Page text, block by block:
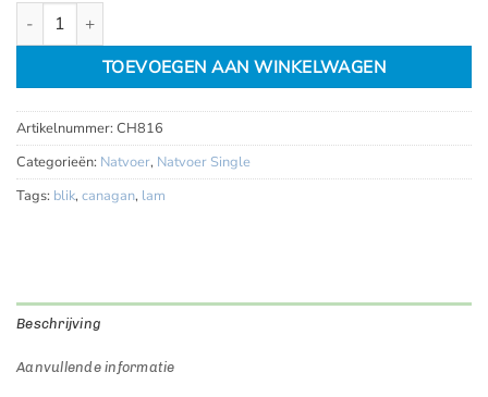
Canagan Lamb Casserole blik 400gr aantal
TOEVOEGEN AAN WINKELWAGEN
Artikelnummer: CH816
Categorieën: Natvoer, Natvoer Single
Tags: blik, canagan, lam
Beschrijving
Aanvullende informatie